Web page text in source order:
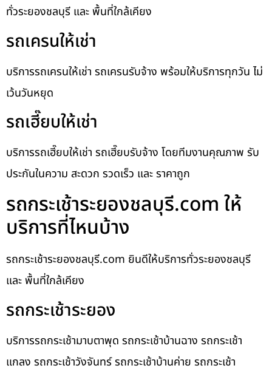
ทั่วระยองชลบุรี และ พื้นที่ใกล้เคียง
รถเครนให้เช่า
บริการรถเครนให้เช่า รถเครนรับจ้าง พร้อมให้บริการทุกวัน ไม่
เว้นวันหยุด
รถเฮี๊ยบให้เช่า
บริการรถเฮี๊ยบให้เช่า รถเฮี๊ยบรับจ้าง โดยทีมงานคุณภาพ รับ
ประกันในความ สะดวก รวดเร็ว และ ราคาถูก
รถกระเช้าระยองชลบุรี.com ให้
บริการที่ไหนบ้าง
รถกระเช้าระยองชลบุรี.com ยินดีให้บริการทั่วระยองชลบุรี
และ พื้นที่ใกล้เคียง
รถกระเช้าระยอง
บริการรถกระเช้ามาบตาพุด รถกระเช้าบ้านฉาง รถกระเช้า
แกลง รถกระเช้าวังจันทร์ รถกระเช้าบ้านค่าย รถกระเช้า